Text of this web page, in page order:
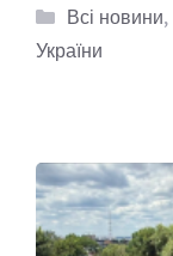
Категорії
Всі новини,
України